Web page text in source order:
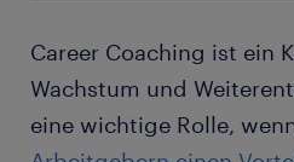
Career Coaching ist ein
Wachstum und
eine wichtige Rolle,